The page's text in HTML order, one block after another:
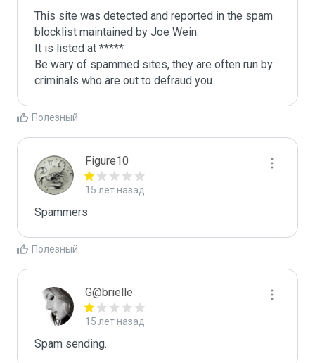
This site was detected and reported in the spam
blocklist maintained by Joe Wein.
It is listed at *****
Be wary of spammed sites, they are often run by
criminals who are out to defraud you.
Полезный
Figure10
15 лет назад
Spammers
Полезный
G@brielle
15 лет назад
Spam sending.